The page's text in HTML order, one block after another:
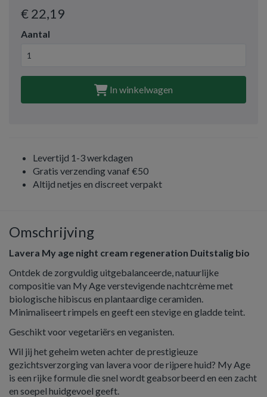
€ 22,19
Aantal
In winkelwagen
Levertijd 1-3 werkdagen
Gratis verzending vanaf €50
Altijd netjes en discreet verpakt
Omschrijving
Lavera My age night cream regeneration Duitstalig bio
Ontdek de zorgvuldig uitgebalanceerde, natuurlijke
compositie van My Age verstevigende nachtcrème met
biologische hibiscus en plantaardige ceramiden.
Minimaliseert rimpels en geeft een stevige en gladde teint.
Geschikt voor vegetariërs en veganisten.
Wil jij het geheim weten achter de prestigieuze
gezichtsverzorging van lavera voor de rijpere huid? My Age
is een rijke formule die snel wordt geabsorbeerd en een zacht
en soepel huidgevoel geeft.